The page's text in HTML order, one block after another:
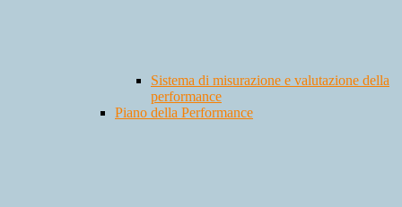
Sistema di misurazione e valutazione della
performance
Piano della Performance